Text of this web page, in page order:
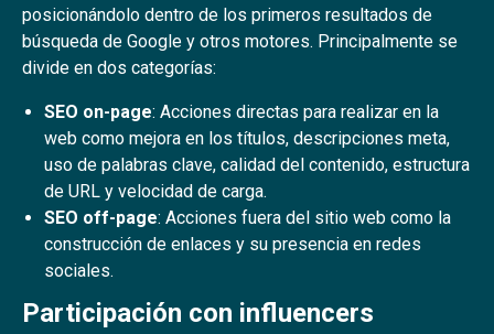
posicionándolo dentro de los primeros resultados de
búsqueda de Google y otros motores. Principalmente se
divide en dos categorías:
SEO on-page: Acciones directas para realizar en la
web como mejora en los títulos, descripciones meta,
uso de palabras clave, calidad del contenido, estructura
de URL y velocidad de carga.
SEO off-page: Acciones fuera del sitio web como la
construcción de enlaces y su presencia en redes
sociales.
Participación con influencers